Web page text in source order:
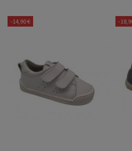
-14,90 € -